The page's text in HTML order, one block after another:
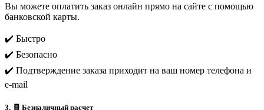
Вы можете оплатить заказ онлайн прямо на сайте с помощью
банковской карты.
✔️ Быстро
✔️ Безопасно
✔️ Подтверждение заказа приходит на ваш номер телефона и
e-mail
3. 🧾 Безналичный расчет